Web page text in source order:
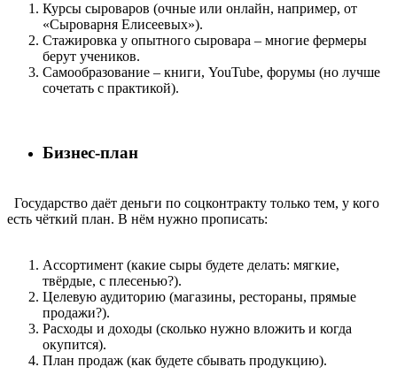
Курсы сыроваров (очные или онлайн, например, от
«Сыроварня Елисеевых»).
Стажировка у опытного сыровара – многие фермеры
берут учеников.
Самообразование – книги, YouTube, форумы (но лучше
сочетать с практикой).
Бизнес-план
Государство даёт деньги по соцконтракту только тем, у кого
есть чёткий план. В нём нужно прописать:
Ассортимент (какие сыры будете делать: мягкие,
твёрдые, с плесенью?).
Целевую аудиторию (магазины, рестораны, прямые
продажи?).
Расходы и доходы (сколько нужно вложить и когда
окупится).
План продаж (как будете сбывать продукцию).